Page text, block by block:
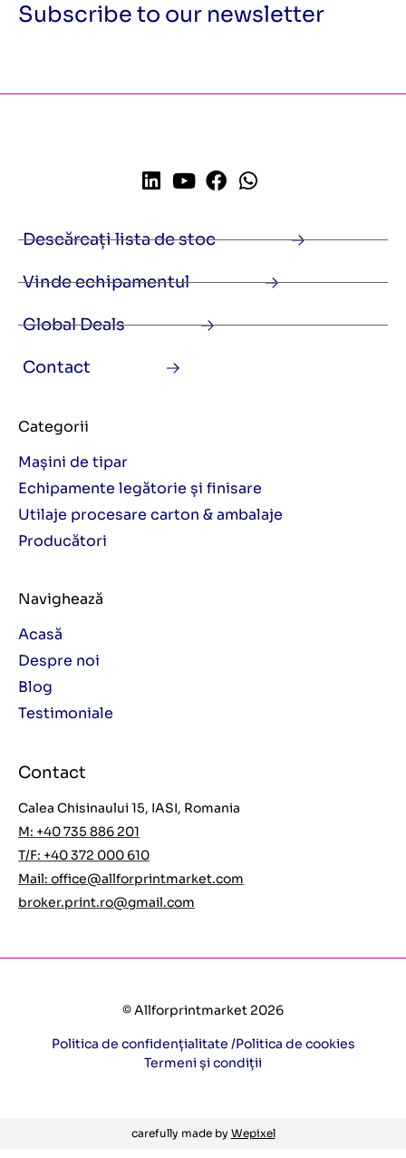
Subscribe to our newsletter
Descărcați lista de stoc
Vinde echipamentul
Global Deals
Contact
Categorii
Mașini de tipar
Echipamente legătorie și finisare
Utilaje procesare carton & ambalaje
Producători
Navighează
Acasă
Despre noi
Blog
Testimoniale
Contact
Calea Chisinaului 15, IASI, Romania
M: +40 735 886 201
T/F: +40 372 000 610
Mail: office@allforprintmarket.com
broker.print.ro@gmail.com
© Allforprintmarket 2026
Politica de confidențialitate /Politica de cookies
Termeni și condiții
carefully made by Wepixel